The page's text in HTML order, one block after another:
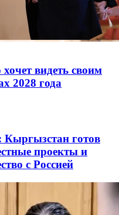
видеть своим
2028 года
готов
проекты и
с Россией